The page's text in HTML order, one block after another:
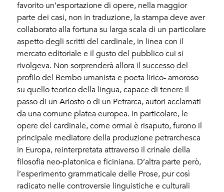
favorito un’esportazione di opere, nella maggior
parte dei casi, non in traduzione, la stampa deve aver
collaborato alla fortuna su larga scala di un particolare
aspetto degli scritti del cardinale, in linea con il
mercato editoriale e il gusto del pubblico cui si
rivolgeva. Non sorprenderà allora il successo del
profilo del Bembo umanista e poeta lirico- amoroso
su quello teorico della lingua, capace di tenere il
passo di un Ariosto o di un Petrarca, autori acclamati
da una comune platea europea. In particolare, le
opere del cardinale, come ormai è risaputo, furono il
principale mediatore della produzione petrarchesca
in Europa, reinterpretata attraverso il crinale della
filosofia neo-platonica e ficiniana. D’altra parte però,
l’esperimento grammaticale delle Prose, pur così
radicato nelle controversie linguistiche e culturali